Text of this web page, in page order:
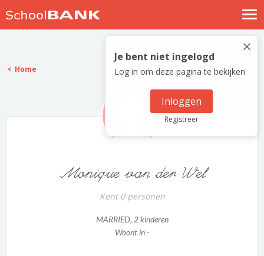
Nostalgische verhalen
Log in
Meld je gratis aan
×
Je bent niet ingelogd
Log in om deze pagina te bekijken
Inloggen
Registreer
Home
Monique van der Wel
Kent 0 personen
MARRIED, 2 kinderen
Woont in -